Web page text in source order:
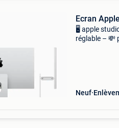
Ecran
🖥️ apple
réglable – 💸
Neuf